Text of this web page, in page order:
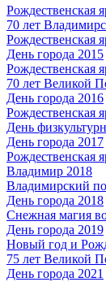
Рождественская
70 лет
Рождественская
День города 2015
Рождественская
70 лет Великой
День города 2016
Рождественская
День
День города 2017
Рождественская
Владимир 2018
Владимирский
День города 2018
Снежная магия
День города 2019
Новый год и
75 лет Великой
День города 2021